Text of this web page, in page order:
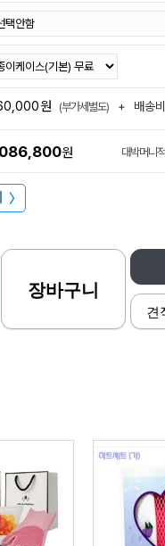
원 (부가세별도) + 배송비
원 대박머니
〉
견
장바구니